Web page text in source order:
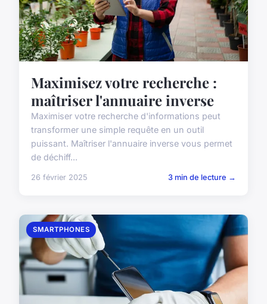
Maximisez votre recherche :
maîtriser l'annuaire inverse
Maximiser votre recherche d'informations peut
transformer une simple requête en un outil
puissant. Maîtriser l'annuaire inverse vous permet
de déchiff...
26 février 2025 3 min de lecture →
SMARTPHONES